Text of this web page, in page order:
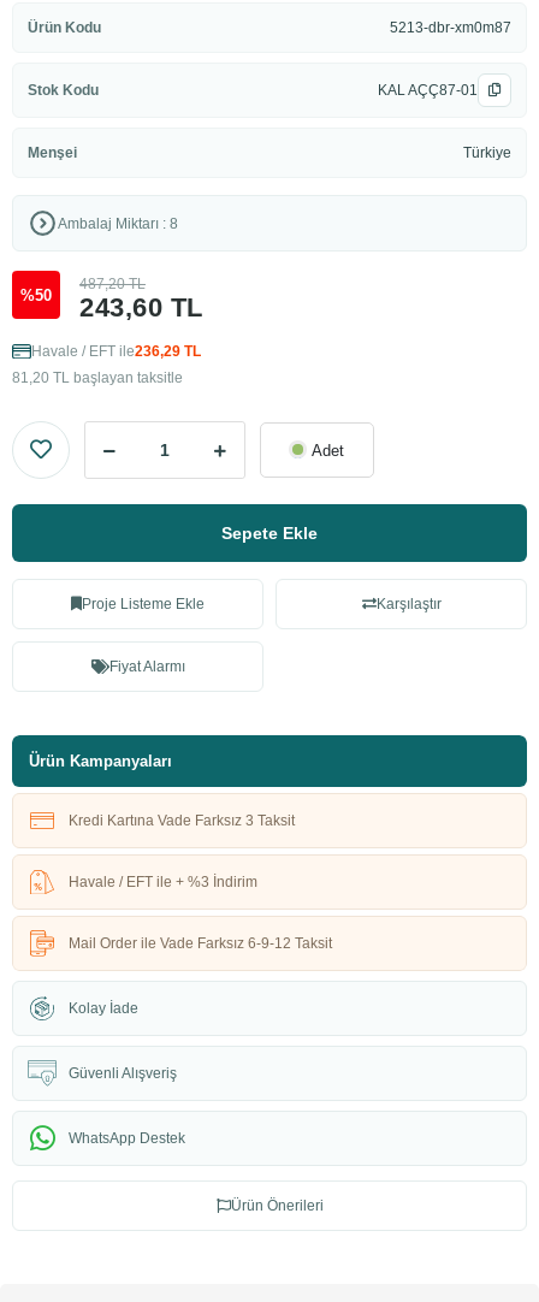
Ürün Kodu 5213-dbr-xm0m87
Stok Kodu KAL AÇÇ87-01
Menşei Türkiye
Ambalaj Miktarı : 8
%50 243,60 TL
487,20 TL
Havale / EFT ile236,29 TL
81,20 TL başlayan taksitle
Adet
Sepete Ekle
Proje Listeme Ekle Karşılaştır
Fiyat Alarmı
Ürün Kampanyaları
Kredi Kartına Vade Farksız 3 Taksit
Havale / EFT ile + %3 İndirim
Mail Order ile Vade Farksız 6-9-12 Taksit
Kolay İade
Güvenli Alışveriş
WhatsApp Destek
Ürün Önerileri